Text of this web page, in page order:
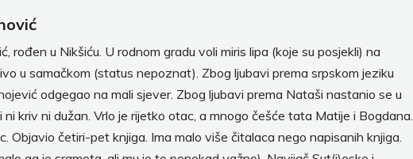
rođen u Nikšiću. U rodnom gradu voli miris lipa (koje su posjekli) na
u samačkom (status nepoznat). Zbog ljubavi prema srpskom jeziku
odgegao na mali sjever. Zbog ljubavi prema Nataši nastanio se u
ni kriv ni dužan. Vrlo je rijetko otac, a mnogo češće tata Matije i Bogdana.
Objavio četiri-pet knjiga. Ima malo više čitalaca nego napisanih knjiga.